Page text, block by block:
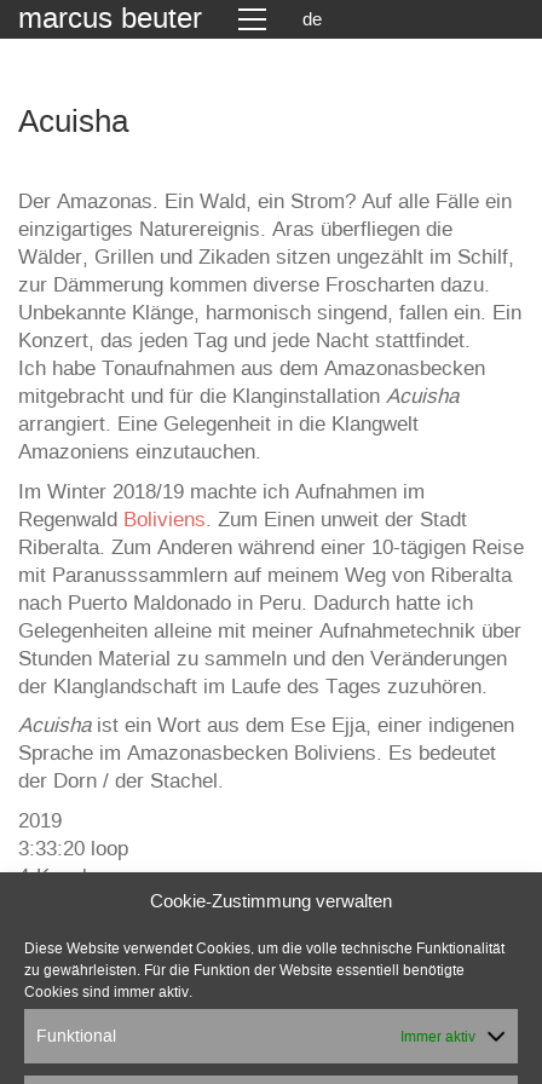
Cookie-Zustimmung verwalten
Diese Website verwendet Cookies, um die volle technische Funktionalität
zu gewährleisten. Für die Funktion der Website essentiell benötigte
Cookies sind immer aktiv.
Funktional Immer aktiv
marcus beuter de
Acuisha
Der Amazonas. Ein Wald, ein Strom? Auf alle Fälle ein
einzigartiges Naturereignis. Aras überfliegen die
Wälder, Grillen und Zikaden sitzen ungezählt im Schilf,
zur Dämmerung kommen diverse Froscharten dazu.
Unbekannte Klänge, harmonisch singend, fallen ein. Ein
Konzert, das jeden Tag und jede Nacht stattfindet.
Ich habe Tonaufnahmen aus dem Amazonasbecken
mitgebracht und für die Klanginstallation Acuisha
arrangiert. Eine Gelegenheit in die Klangwelt
Amazoniens einzutauchen.
Im Winter 2018/19 machte ich Aufnahmen im
Regenwald Boliviens . Zum Einen unweit der Stadt
Riberalta. Zum Anderen während einer 10-tägigen Reise
mit Paranusssammlern auf meinem Weg von Riberalta
nach Puerto Maldonado in Peru. Dadurch hatte ich
Gelegenheiten alleine mit meiner Aufnahmetechnik über
Stunden Material zu sammeln und den Veränderungen
der Klanglandschaft im Laufe des Tages zuzuhören.
Acuishaist ein Wort aus dem Ese Ejja, einer indigenen
Sprache im Amazonasbecken Boliviens. Es bedeutet
der Dorn / der Stachel.
2019
3:33:20 loop
4-Kanal